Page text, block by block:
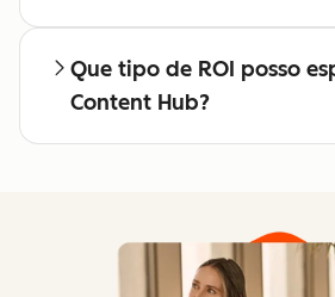
Que tipo de ROI posso
Content Hub?